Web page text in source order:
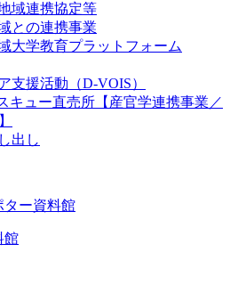
域連携協定等
との連携事業
大学教育プラットフォーム
支援活動（D-VOIS）
キュー直売所【産官学連携事業／
出し
ター資料館
館